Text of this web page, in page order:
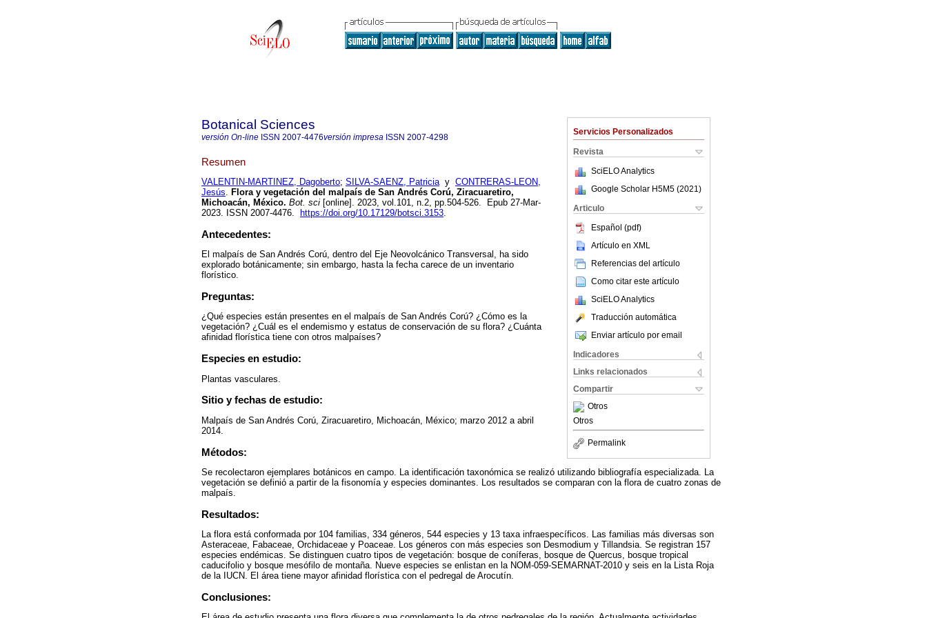
Servicios Personalizados
Revista
SciELO Analytics
Google Scholar H5M5 (2021 )
Articulo
Español (pdf)
Artículo en XML
Referencias del artículo
Como citar este artículo
SciELO Analytics
Traducción automática
Enviar artículo por email
Indicadores
Links relacionados
Compartir
Otros
Otros
Permalink
Botanical Sciences
versión On-line ISSN 2007-4476versión impresa ISSN 2007-4298
Resumen
VALENTIN-MARTINEZ, Dagoberto; SILVA-SAENZ, Patriciay CONTRERAS-LEON,
Jesús. Flora y vegetación del malpaís de San Andrés Corú, Ziracuaretiro,
Michoacán, México. Bot. sci [online]. 2023, vol.101, n.2, pp.504-526. Epub 27-Mar-
2023. ISSN 2007-4476.
https://doi.org/10.17129/botsci.3153.
Antecedentes:
El malpaís de San Andrés Corú, dentro del Eje Neovolcánico Transversal, ha sido
explorado botánicamente; sin embargo, hasta la fecha carece de un inventario
florístico.
Preguntas:
¿Qué especies están presentes en el malpaís de San Andrés Corú? ¿Cómo es la
vegetación? ¿Cuál es el endemismo y estatus de conservación de su flora? ¿Cuánta
afinidad florística tiene con otros malpaíses?
Especies en estudio:
Plantas vasculares.
Sitio y fechas de estudio:
Malpaís de San Andrés Corú, Ziracuaretiro, Michoacán, México; marzo 2012 a abril
2014.
Métodos:
Se recolectaron ejemplares botánicos en campo. La identificación taxonómica se realizó utilizando bibliografía especializada. La
vegetación se definió a partir de la fisonomía y especies dominantes. Los resultados se comparan con la flora de cuatro zonas de
malpaís.
Resultados:
La flora está conformada por 104 familias, 334 géneros, 544 especies y 13 taxa infraespecíficos. Las familias más diversas son
Asteraceae, Fabaceae, Orchidaceae y Poaceae. Los géneros con más especies son Desmodium y Tillandsia. Se registran 157
especies endémicas. Se distinguen cuatro tipos de vegetación: bosque de coníferas, bosque de Quercus, bosque tropical
caducifolio y bosque mesófilo de montaña. Nueve especies se enlistan en la NOM-059-SEMARNAT-2010 y seis en la Lista Roja
de la IUCN. El área tiene mayor afinidad florística con el pedregal de Arocutín.
Conclusiones: